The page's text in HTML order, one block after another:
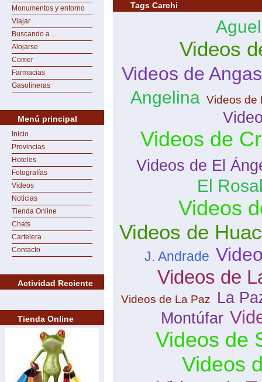
Monumentos y entorno
Viajar
Buscando a ...
Alojarse
Comer
Farmacias
Gasolineras
Menú principal
Inicio
Provincias
Hoteles
Fotografías
Videos
Noticias
Tienda Online
Chats
Cartelera
Contacto
Actividad Reciente
Tienda Online
Tags Carchi
Aguel
Videos
Videos de
Angelina Videos de
Videos de
Videos de El
El
Videos
Videos de
J. Andrade
Videos de
Videos de La Paz
La
Montúfar
Videos de
Videos